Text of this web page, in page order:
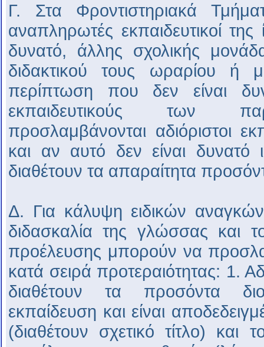
Γ. Στα Φροντιστηριακά
αναπληρωτές εκπαιδευτικοί
δυνατό, άλλης σχολικής
διδακτικού τους ωραρίου ή
περίπτωση που δεν είναι
εκπαιδευτικούς των
προσλαμβάνονται αδιόριστοι
και αν αυτό δεν είναι δυνατό
διαθέτουν τα απαραίτητα
Δ. Για κάλυψη ειδικών
διδασκαλία της γλώσσας και
προέλευσης μπορούν να
κατά σειρά προτεραιότητας: 1.
διαθέτουν τα προσόντα
εκπαίδευση και είναι
(διαθέτουν σχετικό τίτλο) και